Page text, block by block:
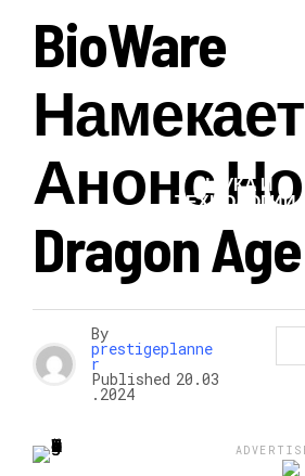
НАУКА И
ТЕХНОЛОГИИ
НОВОСТИ
BioWare
Анонс
Dragon Age
By
prestigeplanne
r
Published 20.03
.2024